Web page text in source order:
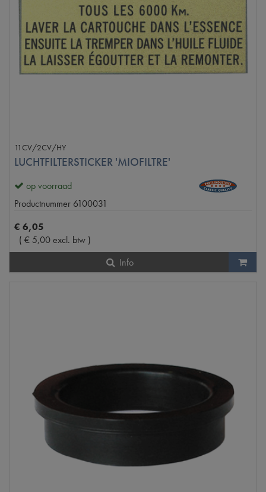
11CV/2CV/HY
LUCHTFILTERSTICKER 'MIOFILTRE'
op voorraad
Productnummer 6100031
€ 6,05
( € 5,00excl. btw )
Info